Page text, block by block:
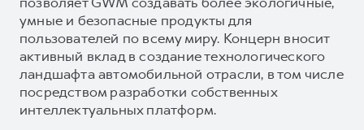
умные и безопасные продукты для
пользователей по всему миру. Концерн вносит
активный вклад в создание технологического
ландшафта автомобильной отрасли, в том числе
посредством разработки собственных
интеллектуальных платформ.